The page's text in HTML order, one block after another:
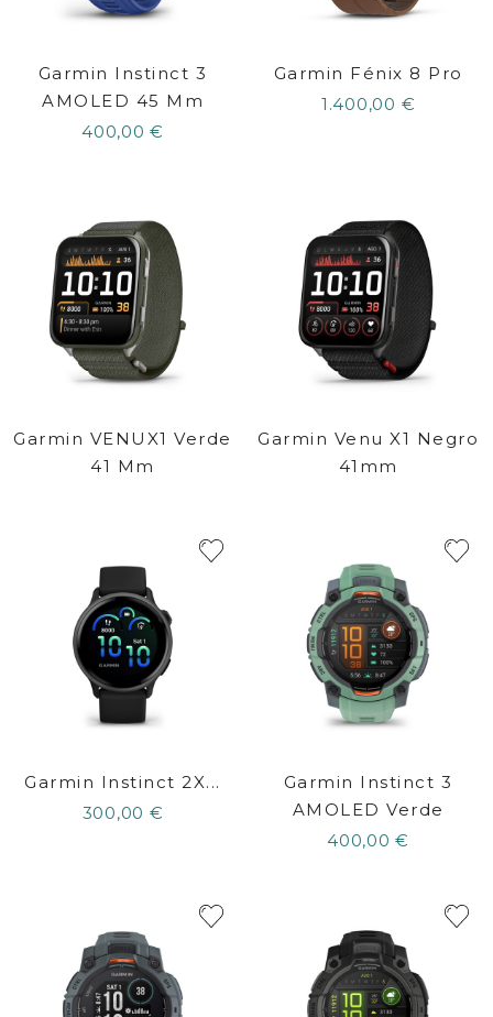
Garmin Instinct 3
AMOLED 45 Mm
400,00 €
Garmin Fénix 8 Pro
1.400,00 €
Garmin VENUX1 Verde
41 Mm
Garmin Venu X1 Negro
41mm
Garmin Instinct 2X...
300,00 €
Garmin Instinct 3
AMOLED Verde
400,00 €